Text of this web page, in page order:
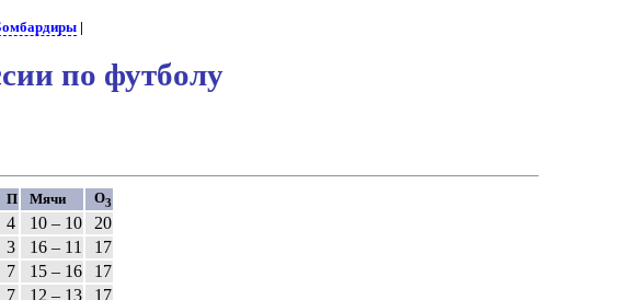
|
по футболу
П Мячи О3
4 10 – 10
20
3 16 – 11
17
7 15 – 16
17
7 12 – 13
17